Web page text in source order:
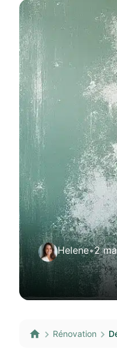
Helene•2
Rénovation